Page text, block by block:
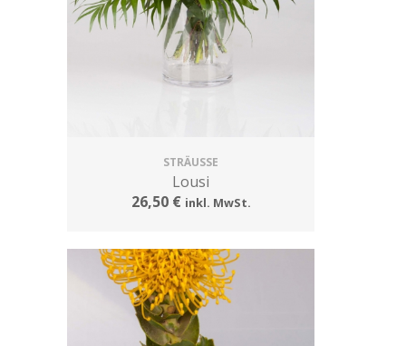
STRÄUSSE
Lousi
26,50 € inkl. MwSt.